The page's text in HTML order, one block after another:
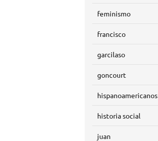
feminismo
francisco
garcilaso
goncourt
hispanoamericanos
historia social
juan